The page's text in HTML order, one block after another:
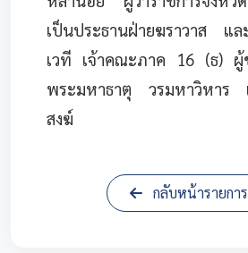
เป็นประธานฝ่ายฆราวาส แล
เวที เจ้าคณะภาค 16 (ธ) ผู้ช่
พระมหาธาตุ วรมหาวิหาร
สงฆ์
กลับหน้ารายกา